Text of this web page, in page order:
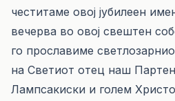
честитаме овој јубилеен
вечерва во овој свештен
го прославиме
на Светиот отец наш
Лампсакиски и голем